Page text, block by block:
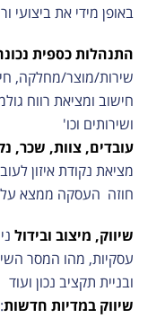
באופן מידי את ביצועי
התנהלות כספית
שירות/מוצר/מחלקה,
חישוב ומציאת רווח
ושירותים וכו'
עובדים, צוות, שכר,
מציאת נקודת איזון
חוזה העסקה ממצא על
שיווק, מיצוב ובידול
עסקיות, מהו המסר
ובניית תקציב נכון ועוד
שיווק במדיות חדשות